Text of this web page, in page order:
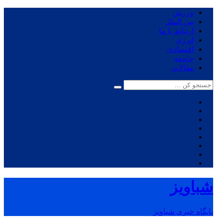
ورزش
بین الملل
ارتباط با ما
انرژی
اقتصادی
جامعه
مقالات
شباویز
پایگاه خبری شباویز